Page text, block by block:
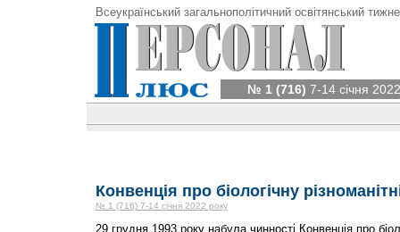
Всеукраїнський загальнополітичний освітянський
№ 1 (716) 7-14 січня
Конвенція про біологічну
№ 1 (716) 7-14 січня 2022 року
29 грудня 1993 року набула чинності Конвенція про